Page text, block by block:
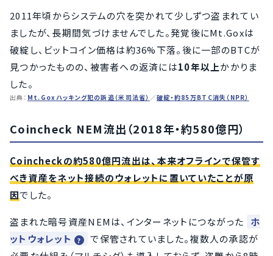
2011年頃からシステムの穴を突かれて少しずつ盗まれてい
ましたが、長期間気づけませんでした。発覚後にMt.Goxは
破綻し、ビットコイン価格は約36%下落。後に一部のBTCが
見つかったものの、被害者への返済には10年以上かかりま
した。
出典： Mt.Goxハッキング犯の訴追（米司法省） ／破綻・約85万BTC消失（NPR）
Coincheck NEM流出（2018年・約580億円）
Coincheckの約580億円流出は、本来オフラインで保管す
べき資産をネット接続のウォレットに置いていたことが原
因でした。
盗まれた暗号資産NEMは、インターネットにつながった
ホ
ットウォレット
で保管されていました。複数人の承認が